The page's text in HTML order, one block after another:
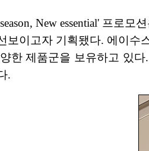
New essential' 프로
보이고자 기획됐다. 에이수
한 제품군을 보유하고 있
.